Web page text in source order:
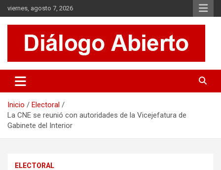
Saltar
al
contenido
viernes, agosto 7, 2026
Diálogo Abierto
Se tratan diversos temas de actualidad buscando hacer un
aporte a la sociedad, brindando información relevante de lo que
Inicio
Electoral
La CNE se reunió con autoridades de la Vicejefatura de
Gabinete del Interior
ELECTORAL